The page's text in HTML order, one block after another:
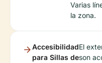
Varias
la zona.
Accesibilidad
para Sillas de
El
son